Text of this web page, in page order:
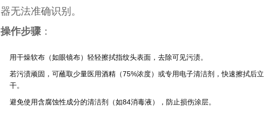
器无法准确识别。
操作步骤 ：
用干燥软布（如眼镜布）轻轻擦拭指纹头表面，去除可见污渍。
若污渍顽固，可蘸取少量医用酒精（75%浓度）或专用电子清洁剂，快速擦拭后
干。
避免使用含腐蚀性成分的清洁剂（如84消毒液），防止损伤涂层。